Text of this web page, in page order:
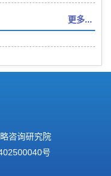
更多...
咨询研究院
号